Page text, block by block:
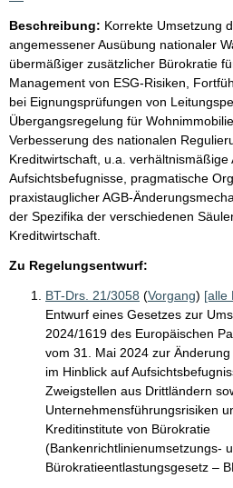
Beschreibung: Korrekte Umsetzung
angemessener Ausübung nationaler
übermäßiger zusätzlicher Bürokratie
Management von ESG-Risiken,
bei Eignungsprüfungen von
Übergangsregelung für
Verbesserung des nationalen
Kreditwirtschaft, u.a. verhältnismäßige
Aufsichtsbefugnisse, pragmatische
praxistauglicher AGB-
der Spezifika der verschiedenen
Kreditwirtschaft.
Zu Regelungsentwurf:
BT-Drs. 21/3058 (Vorgang) [alle
Entwurf eines Gesetzes zur
2024/1619 des Europäischen
vom 31. Mai 2024 zur
im Hinblick auf
Zweigstellen aus Drittländern
Unternehmensführungsrisiken
Kreditinstitute von Bürokratie
(Bankenrichtlinienumsetzungs-
Bürokratieentlastungsgesetz –